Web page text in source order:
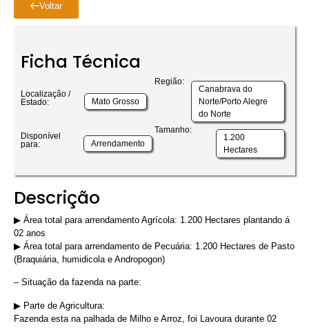
Voltar
Ficha Técnica
Localização /
Estado:
Mato Grosso
Região:
Canabrava do
Norte/Porto Alegre
do Norte
Disponível
para:
Arrendamento
Tamanho:
1.200
Hectares
Descrição
▶︎ Área total para arrendamento Agrícola: 1.200 Hectares plantando á
02 anos
▶︎ Área total para arrendamento de Pecuária: 1.200 Hectares de Pasto
(Braquiária, humidicola e Andropogon)
– Situação da fazenda na parte:
▶︎ Parte de Agricultura:
Fazenda esta na palhada de Milho e Arroz, foi Lavoura durante 02